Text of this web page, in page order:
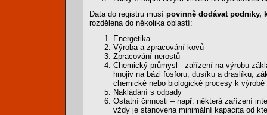
Data do registru musí povinně dodávat podniky,
rozdělena do několika oblastí:
Energetika
Výroba a zpracování kovů
Zpracování nerostů
Chemický průmysl - zařízení na výrobu
hnojiv na bázi fosforu, dusíku a draslíku;
chemické nebo biologické procesy k
Nakládání s odpady
Ostatní činnosti – např. některá zařízení
vždy je stanovena minimální kapacita od